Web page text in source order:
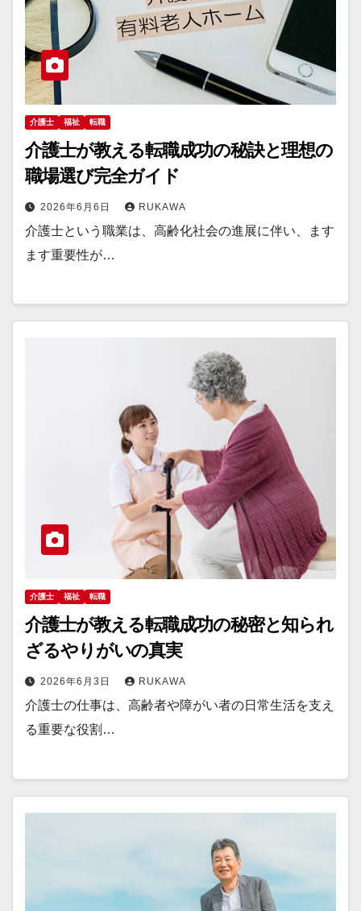
介護士 福祉 転職
介護士が教える転職成功の秘訣と理想の
職場選び完全ガイド
2026年6月6日 RUKAWA
介護士という職業は、高齢化社会の進展に伴い、ます
ます重要性が…
介護士 福祉 転職
介護士が教える転職成功の秘密と知られ
ざるやりがいの真実
2026年6月3日 RUKAWA
介護士の仕事は、高齢者や障がい者の日常生活を支え
る重要な役割…